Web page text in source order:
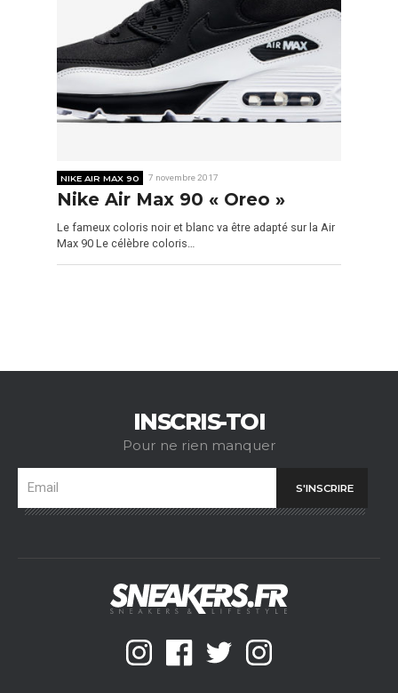
NIKE AIR MAX 90 7 novembre 2017
Nike Air Max 90 « Oreo »
Le fameux coloris noir et blanc va être adapté sur la Air
Max 90 Le célèbre coloris…
INSCRIS-TOI
Pour ne rien manquer